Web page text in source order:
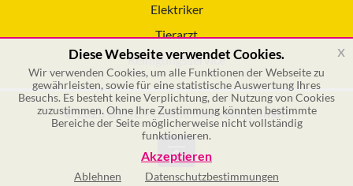
Elektriker
Tierarzt
Reinigungsservice
© 2026 GSOL – Online Marketing GmbH
Diese Webseite verwendet Cookies.
Wir verwenden Cookies, um alle Funktionen der Webseite zu
gewährleisten, sowie für eine statistische Auswertung Ihres
Besuchs. Es besteht keine Verplichtung, der Nutzung von Cookies
zuzustimmen. Ohne Ihre Zustimmung könnten bestimmte
Bereiche der Seite möglicherweise nicht vollständig
funktionieren.
Akzeptieren
Ablehnen Datenschutzbestimmungen
x